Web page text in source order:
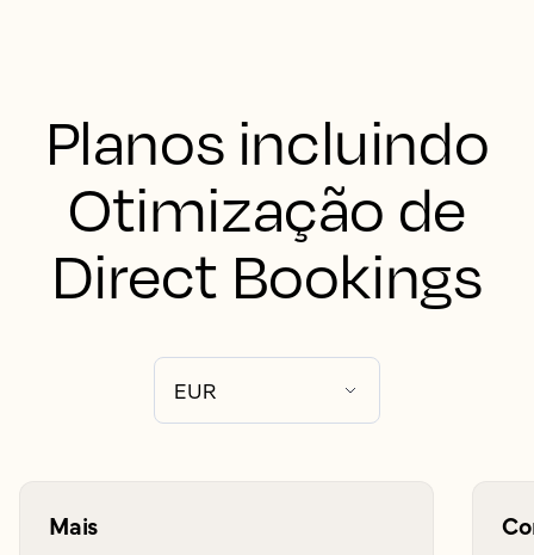
Planos incluindo
Otimização de
Direct Bookings
Mais